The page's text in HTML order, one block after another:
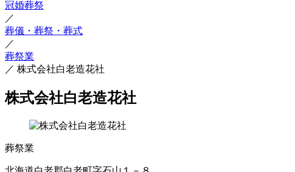
冠婚葬祭
／
葬儀・葬祭・葬式
／
葬祭業
／ 株式会社白老造花社
株式会社白老造花社
葬祭業